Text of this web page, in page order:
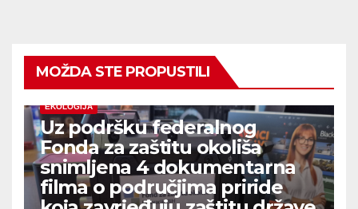
MOŽDA STE PROPUSTILI
EKOLOGIJA
Uz podršku federalnog
Fonda za zaštitu okoliša
snimljena 4 dokumentarna
filma o područjima priride